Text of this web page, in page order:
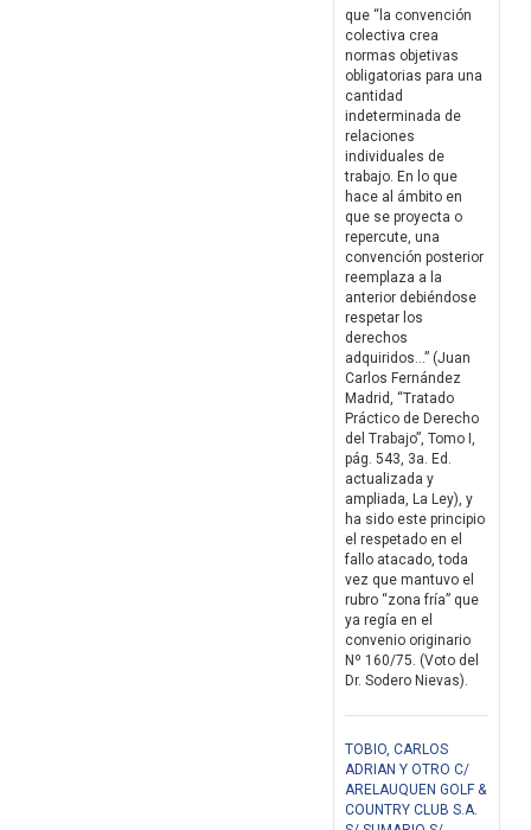
que “la convención
colectiva crea
normas objetivas
obligatorias para una
cantidad
indeterminada de
relaciones
individuales de
trabajo. En lo que
hace al ámbito en
que se proyecta o
repercute, una
convención posterior
reemplaza a la
anterior debiéndose
respetar los
derechos
adquiridos...” (Juan
Carlos Fernández
Madrid, “Tratado
Práctico de Derecho
del Trabajo”, Tomo I,
pág. 543, 3a. Ed.
actualizada y
ampliada, La Ley), y
ha sido este principio
el respetado en el
fallo atacado, toda
vez que mantuvo el
rubro “zona fría” que
ya regía en el
convenio originario
Nº 160/75. (Voto del
Dr. Sodero Nievas).
TOBIO, CARLOS
ADRIAN Y OTRO C/
ARELAUQUEN GOLF &
COUNTRY CLUB S.A.